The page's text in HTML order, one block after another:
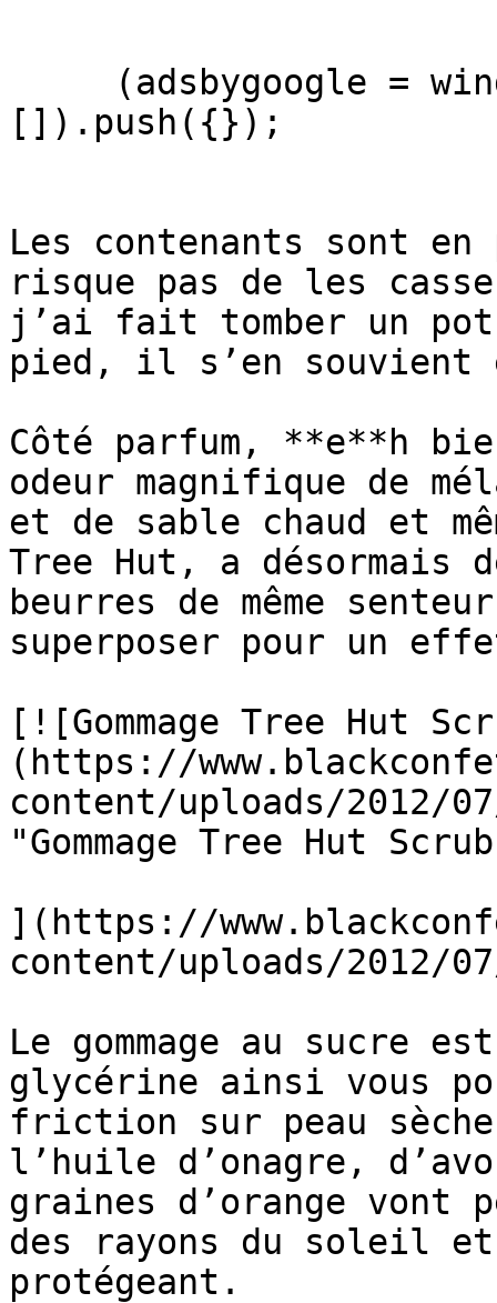
[]).push({});
Les contenants sont
risque pas de les
j’ai fait tomber un pot
pied, il s’en souvient
Côté parfum, **e**h
odeur magnifique de
et de sable chaud et
Tree Hut, a désormais
beurres de même
superposer pour un
[![Gommage Tree Hut
(https://
content/uploads/2012/
"Gommage Tree Hut
](https://
content/uploads/2012/
Le gommage au sucre
glycérine ainsi vous
friction sur peau
l’huile d’onagre,
graines d’orange vont
des rayons du soleil
protégeant.